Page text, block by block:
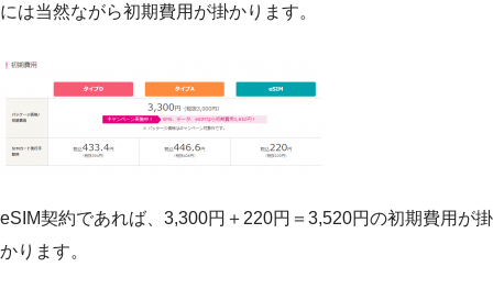
には当然ながら初期費用が掛かります。
eSIM契約であれば、3,300円＋220円＝3,520円の初期費用が掛
かります。